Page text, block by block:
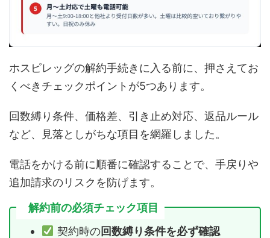
ホスピレッグの解約手続きに入る前に、押さえてお
くべきチェックポイントが5つあります。
回数縛り条件、価格差、引き止め対応、返品ルール
など、見落としがちな項目を網羅しました。
電話をかける前に順番に確認することで、手戻りや
追加請求のリスクを防げます。
解約前の必須チェック項目
契約時の回数縛り条件を必ず確認